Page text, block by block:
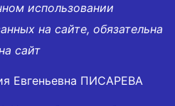
использовании
на сайте, обязательна
сайт
Евгеньевна ПИСАРЕВА